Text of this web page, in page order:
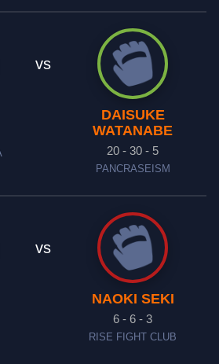
vs
DAISUKE
WATANABE
20 - 30 - 5
PANCRASEISM
vs
NAOKI SEKI
6 - 6 - 3
RISE FIGHT CLUB